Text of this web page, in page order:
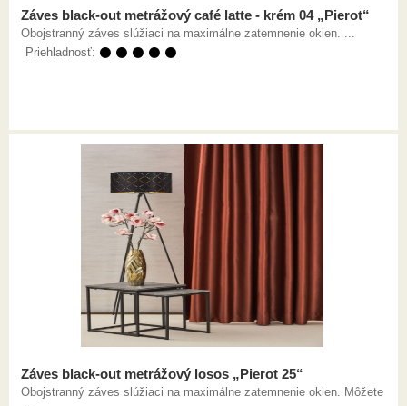
Záves black-out metrážový café latte - krém 04 „Pierot“
Obojstranný záves slúžiaci na maximálne zatemnenie okien. ...
Priehladnosť: ⚫ ⚫ ⚫ ⚫ ⚫
Záves black-out metrážový losos „Pierot 25“
Obojstranný záves slúžiaci na maximálne zatemnenie okien. Môžete